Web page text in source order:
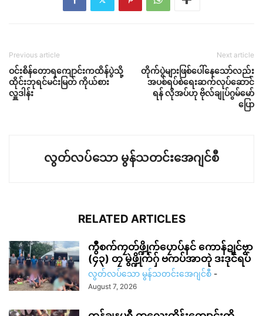
Previous article
ဝင်းစိန်တောရကျောင်းကထိန်ပွဲသို့
ထိုင်းဘုရင်မင်းမြတ် ကိုယ်စား
လှူဒါန်း
Next article
တိုက်ပွဲများဖြစ်ပေါ်နေသော်လည်း
အပစ်ရပ်စဲရေးဆက်လုပ်ဆောင်
ရန် လိုအပ်ဟု ဗိုလ်ချုပ်ဂွမ်မော်
ပြော
လွတ်လပ်သော မွန်သတင်းအေဂျင်စီ
RELATED ARTICLES
ကွဳစက်ကၠတ်ဖ္ဍိုက်ပၠောပ်နင် ကောန်ဍုင်ဗၟာ
(၄၃) တၠ မွဲဖ္ဍိုက်ဂှ် ဗကပ်အာတုဲ ဒးဒုင်ရပ်
လွတ်လပ်သော မွန်သတင်းအေဂျင်စီ -
August 7, 2026